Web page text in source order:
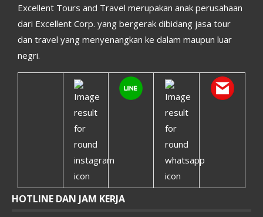
Excellent Tours and Travel merupakan anak perusahaan
dari Excellent Corp. yang bergerak dibidang jasa tour
dan travel yang menyenangkan ke dalam maupun luar
negri.
HOTLINE DAN JAM KERJA